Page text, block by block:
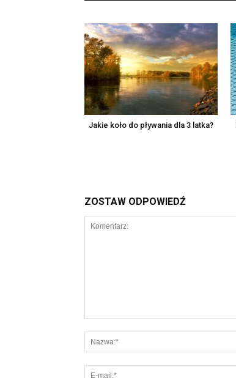
Jakie koło do pływania dla 3 latka?
ZOSTAW ODPOWIEDŹ